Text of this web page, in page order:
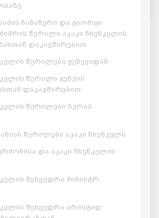
ჩანაწერი და გიორგი
წერილი აკაკი ჩხენკელის
დაკავშირებით
წერილები ჟენევიდან
წერილი გენუის
დაკავშირებით
წერილები ზურაბ
წერილები აკაკი ჩხენკელს
და აკაკი ჩხენკელის
შეხვედრა მინისტრ
შეხვედრა არისტიდ